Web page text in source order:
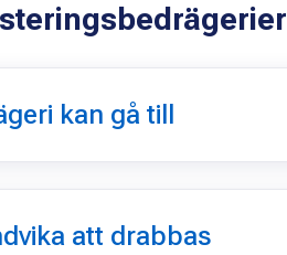
kan gå till
att drabbas